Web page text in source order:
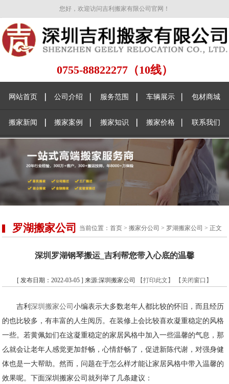
您好，欢迎访问吉利搬家有限公司官网！
0755-88822277（10线）
网站首页 公司介绍 服务范围 车辆展示 包材商城
搬家新闻 搬家案例 搬家知识 搬家价格 联系我们
罗湖搬家公司 当前位置： 首页> 搬家分公司 > 罗湖搬家公司 > 正文
深圳罗湖钢琴搬运_吉利帮您带入心底的温馨
[ 发布日期：2022-03-05 ] 来源:深圳搬家公司 【打印此文】 【关闭窗口】
吉利深圳搬家公司小编表示大多数老年人都比较的怀旧，而且经历
的也比较多，有丰富的人生阅历。在装修上会比较喜欢凝重稳定的风格
一些。若黄佩如们在这凝重稳定的家居风格中加入一些温馨的气息，那
么就会让老年人感觉更加舒畅，心情舒畅了，促进新陈代谢，对强身健
体也是一大帮助。然而，问题在于怎么样才能让家居风格中带入温馨的
效果呢。下面深圳搬家公司就列举了几条建议：